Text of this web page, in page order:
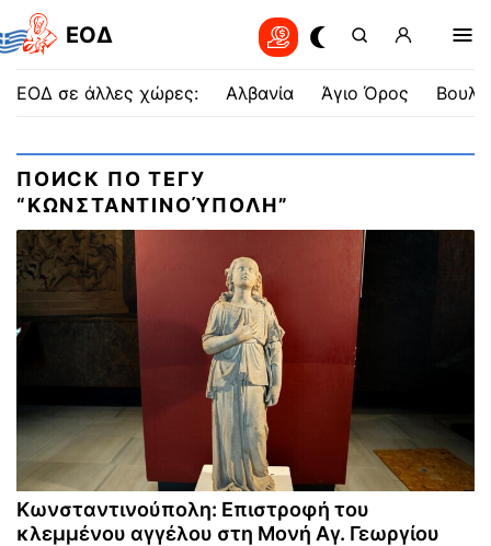
EOΔ
ΕΟΔ σε άλλες χώρες: Αλβανία Άγιο Όρος
ПОИСК ПО ТЕГУ
“ΚΩΝΣΤΑΝΤΙΝΟΎΠΟΛΗ”
Κωνσταντινούπολη: Επιστροφή του
κλεμμένου αγγέλου στη Μονή Αγ. Γεωργίου